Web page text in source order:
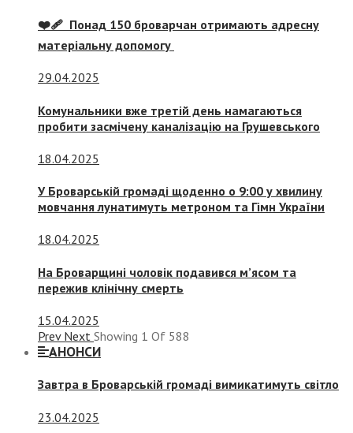
❤️‍🩹 Понад 150 броварчан отримають адресну
матеріальну допомогу
29.04.2025
Комунальники вже третій день намагаються
пробити засмічену каналізацію на Грушевського
18.04.2025
У Броварській громаді щоденно о 9:00 у хвилину
мовчання лунатимуть метроном та Гімн України
18.04.2025
На Броварщині чоловік подавився м’ясом та
пережив клінічну смерть
15.04.2025
Prev Next Showing 1 Of 588
АНОНСИ
Завтра в Броварській громаді вимикатимуть світло
23.04.2025